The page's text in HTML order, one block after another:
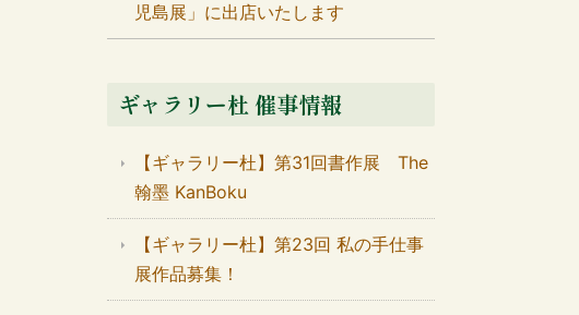
児島展」に出店いたします
ギャラリー杜 催事情報
【ギャラリー杜】第31回書作展 The
翰墨 KanBoku
【ギャラリー杜】第23回 私の手仕事
展作品募集！